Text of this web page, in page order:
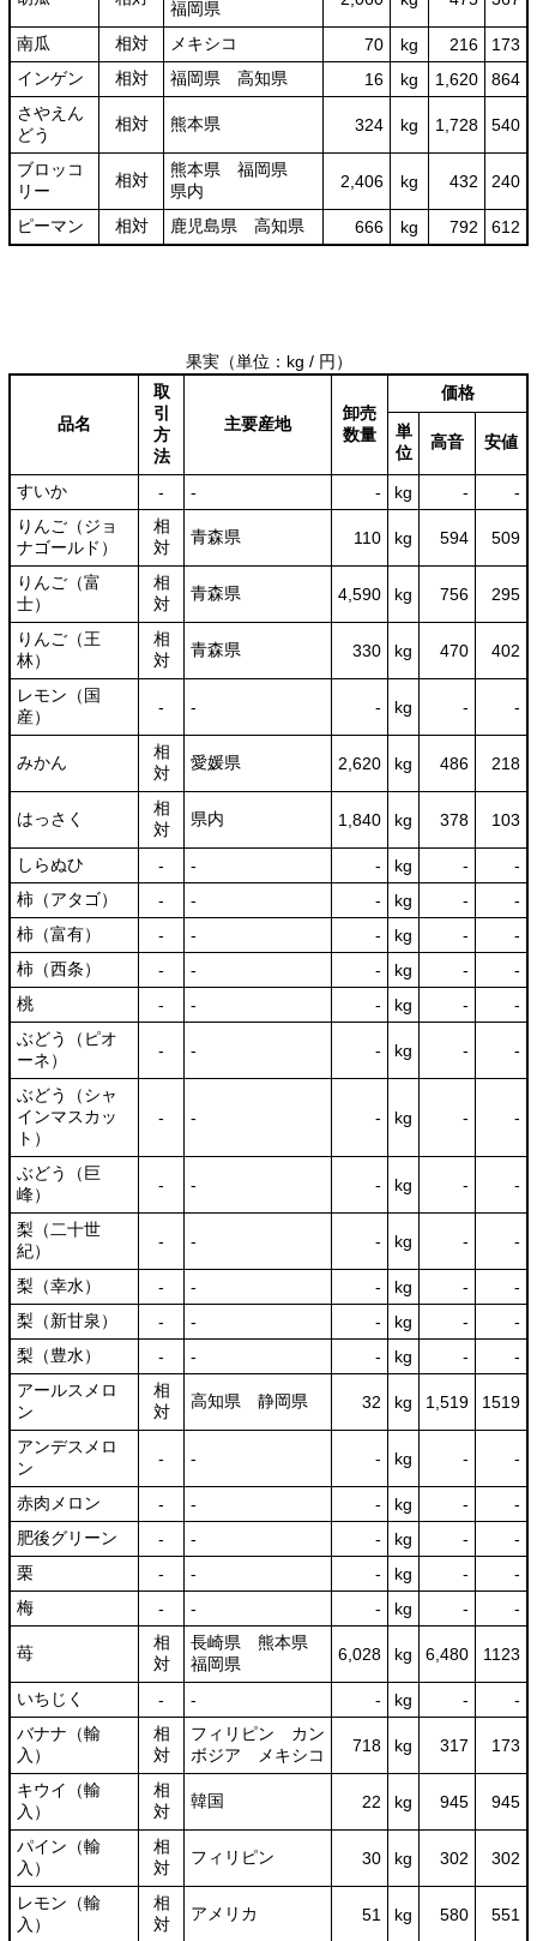
福岡県
南瓜 相対 メキシコ 70 kg 216
173
インゲン
相対 福岡県 高知県 16 kg 1,620
864
さやえん
どう
相対 熊本県 324 kg 1,728 540
ブロッコ
リー
相対
熊本県 福岡県
県内
2,406 kg 432 240
ピーマン 相対 鹿児島県 高知県 666 kg 792 612
果実（単位：kg / 円）
品名
取
引
方
法
主要産地
卸売
数量
価格
単
位
高音 安値
すいか ‐ ‐ ‐ kg -
‐
りんご（ジョ
ナゴールド）
相
対
青森県 110 kg 594 509
りんご（富
士）
相
対
青森県 4,590 kg 756 295
りんご（王
林）
相
対
青森県 330 kg 470 402
レモン（国
産）
‐ ‐ ‐ kg - ‐
みかん
相
対
愛媛県 2,620 kg 486 218
はっさく
相
対
県内 1,840 kg 378 103
しらぬひ ‐ ‐ ‐ kg -
‐
柿（アタゴ）
‐ ‐ ‐ kg -
‐
柿（富有）
‐ ‐ ‐ kg -
‐
柿（西条）
‐ ‐ ‐ kg -
‐
桃
‐ ‐ ‐ kg -
‐
ぶどう（ピオ
ーネ）
‐ ‐ ‐ kg - ‐
ぶどう（シャ
インマスカッ
ト）
‐ ‐ ‐ kg - ‐
ぶどう（巨
峰）
‐ ‐ ‐ kg - ‐
梨（二十世
紀）
‐ ‐ ‐ kg - ‐
梨（幸水） ‐ ‐ ‐ kg -
‐
梨（新甘泉）
‐ ‐ ‐ kg -
‐
梨（豊水）
‐ ‐ ‐ kg -
‐
アールスメロ
ン
相
対
高知県 静岡県 32 kg 1,519 1519
アンデスメロ
ン
‐ ‐ ‐ kg - ‐
赤肉メロン ‐ ‐ ‐ kg -
‐
肥後グリーン
‐ ‐ ‐ kg -
‐
栗
‐ ‐ ‐ kg -
‐
梅
‐ ‐ ‐ kg - ‐
苺
相
対
長崎県 熊本県
福岡県
6,028 kg 6,480 1123
いちじく ‐ ‐ ‐ kg -
‐
バナナ（輸
入）
相
対
フィリピン カン
ボジア メキシコ
718 kg 317 173
キウイ（輸
入）
相
対
韓国 22 kg 945 945
パイン（輸
入）
相
対
フィリピン 30 kg 302 302
レモン（輸
入）
相
対
アメリカ 51 kg 580 551